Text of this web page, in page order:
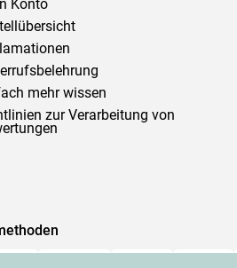
Konto
mehr wissen
zur Verarbeitung von